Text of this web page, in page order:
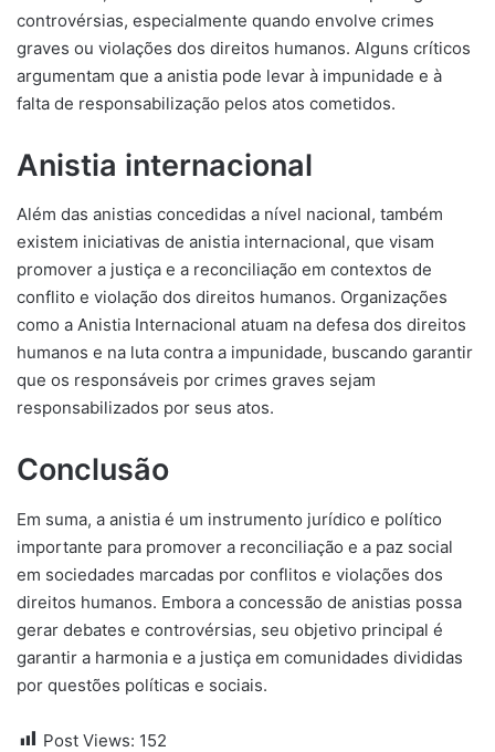
controvérsias, especialmente quando envolve crimes
graves ou violações dos direitos humanos. Alguns críticos
argumentam que a anistia pode levar à impunidade e à
falta de responsabilização pelos atos cometidos.
Anistia internacional
Além das anistias concedidas a nível nacional, também
existem iniciativas de anistia internacional, que visam
promover a justiça e a reconciliação em contextos de
conflito e violação dos direitos humanos. Organizações
como a Anistia Internacional atuam na defesa dos direitos
humanos e na luta contra a impunidade, buscando garantir
que os responsáveis por crimes graves sejam
responsabilizados por seus atos.
Conclusão
Em suma, a anistia é um instrumento jurídico e político
importante para promover a reconciliação e a paz social
em sociedades marcadas por conflitos e violações dos
direitos humanos. Embora a concessão de anistias possa
gerar debates e controvérsias, seu objetivo principal é
garantir a harmonia e a justiça em comunidades divididas
por questões políticas e sociais.
Post Views: 152